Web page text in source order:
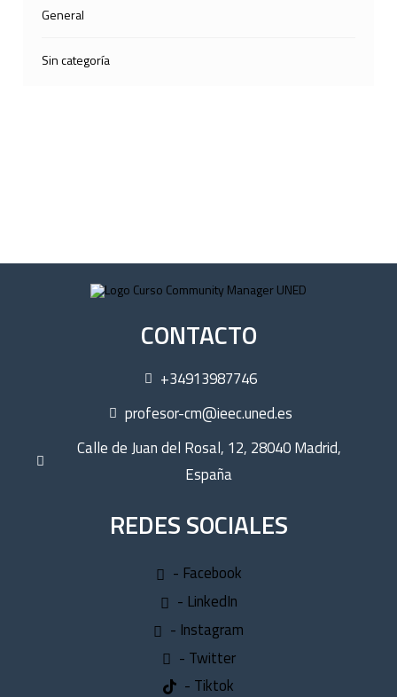
General
Sin categoría
CONTACTO
+34913987746
profesor-cm@ieec.uned.es
Calle de Juan del Rosal, 12, 28040 Madrid,
España
REDES SOCIALES
- Facebook
- LinkedIn
- Instagram
- Twitter
- Tiktok